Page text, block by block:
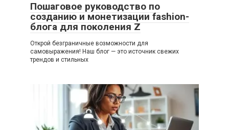
Пошаговое руководство по
созданию и монетизации fashion-
блога для поколения Z
Открой безграничные возможности для
самовыражения! Наш блог — это источник свежих
трендов и стильных